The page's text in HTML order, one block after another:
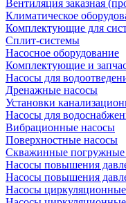
Вентиляция заказная
Климатическое
Комплектующие для
Сплит-системы
Насосное оборудование
Комплектующие и
Насосы для
Дренажные насосы
Установки
Насосы для
Вибрационные насосы
Поверхностные насосы
Скважинные погружные
Насосы повышения
Насосы повышения
Насосы циркуляционные